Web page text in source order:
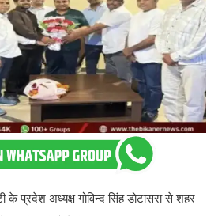
प्रदेश अध्यक्ष गोविन्द सिंह डोटासरा से शहर